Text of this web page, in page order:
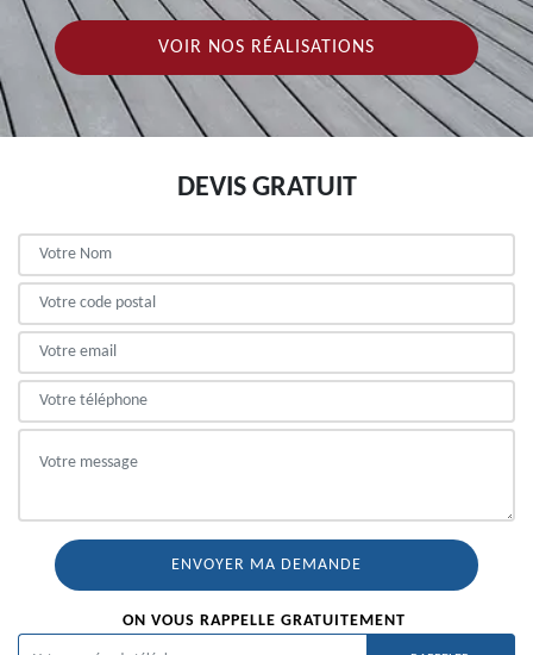
VOIR NOS RÉALISATIONS
DEVIS GRATUIT
ON VOUS RAPPELLE GRATUITEMENT